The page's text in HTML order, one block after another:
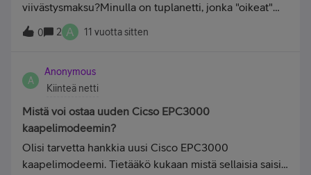
viivästysmaksu?Minulla on tuplanetti, jonka "oikeat"
laskut menee suoraan e-maksuna mutta sen
lisäksisähköpostiin ilmestyy näitä ylimääräisiä
sellaiseensähköpostiin jota en käyttänyt ja
seurauksena oli myöhemmin maksukehotus
lasku.Maksukehotus laskun jälkeen olen soittanut
asiakaspalveluun, jossa laskut on
0 2 A 11 vuotta sitten
A
Anonymous
Kiinteä netti
Mistä voi ostaa uuden Cicso EPC3000
kaapelimodeemin?
Olisi tarvetta hankkia uusi Cisco EPC3000
kaapelimodeemi. Tietääkö kukaan mistä sellaisia saisi